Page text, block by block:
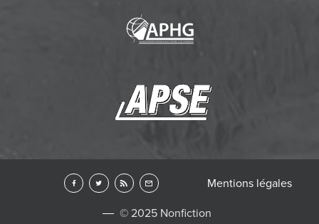
© 2025 Nonfiction
Mentions légales